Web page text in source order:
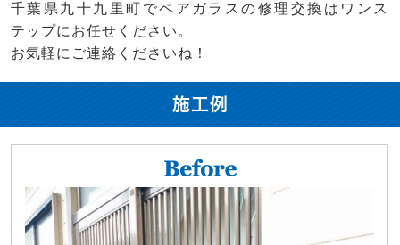
千葉県九十九里町でペアガラスの修理交換はワンス
テップにお任せください。
お気軽にご連絡くださいね！
施工例